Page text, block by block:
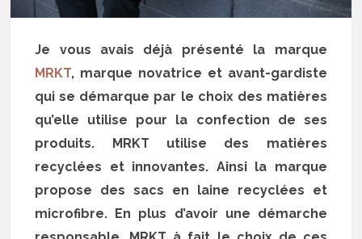
Je vous avais déjà présenté la marque
MRKT, marque novatrice et avant-gardiste
qui se démarque par le choix des matières
qu’elle utilise pour la confection de ses
produits. MRKT utilise des matières
recyclées et innovantes. Ainsi la marque
propose des sacs en laine recyclées et
microfibre. En plus d’avoir une démarche